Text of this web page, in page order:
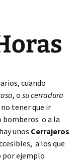
cuando
, o su cerradura
tener que ir
bomberos o a la
unos Cerrajeros
a los que
por ejemplo